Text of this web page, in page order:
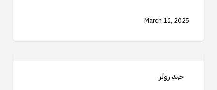
March 12, 2025
جيد رولر